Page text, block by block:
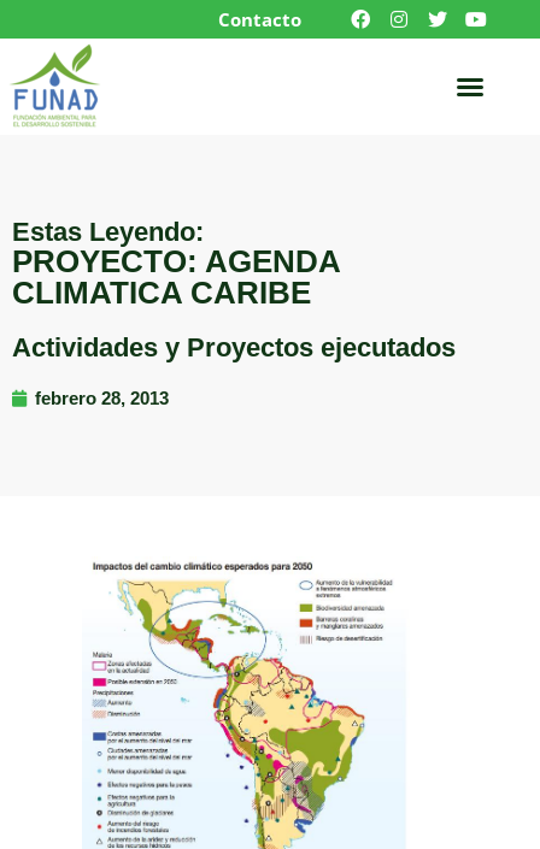
Contacto
Estas Leyendo:
PROYECTO: AGENDA
CLIMATICA CARIBE
Actividades y Proyectos ejecutados
febrero 28, 2013